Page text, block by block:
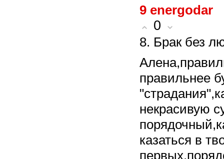
9 energodar
0
8. Брак без
правильнее
некрасивую
казаться в